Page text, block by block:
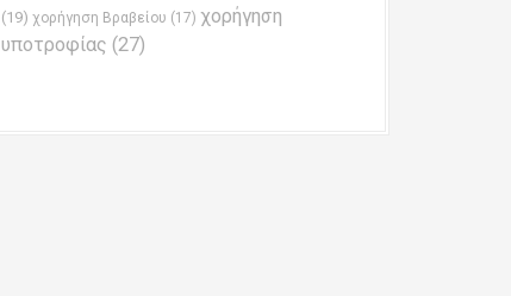
(19) χορήγηση Βραβείου (17) χορήγηση
υποτροφίας (27)